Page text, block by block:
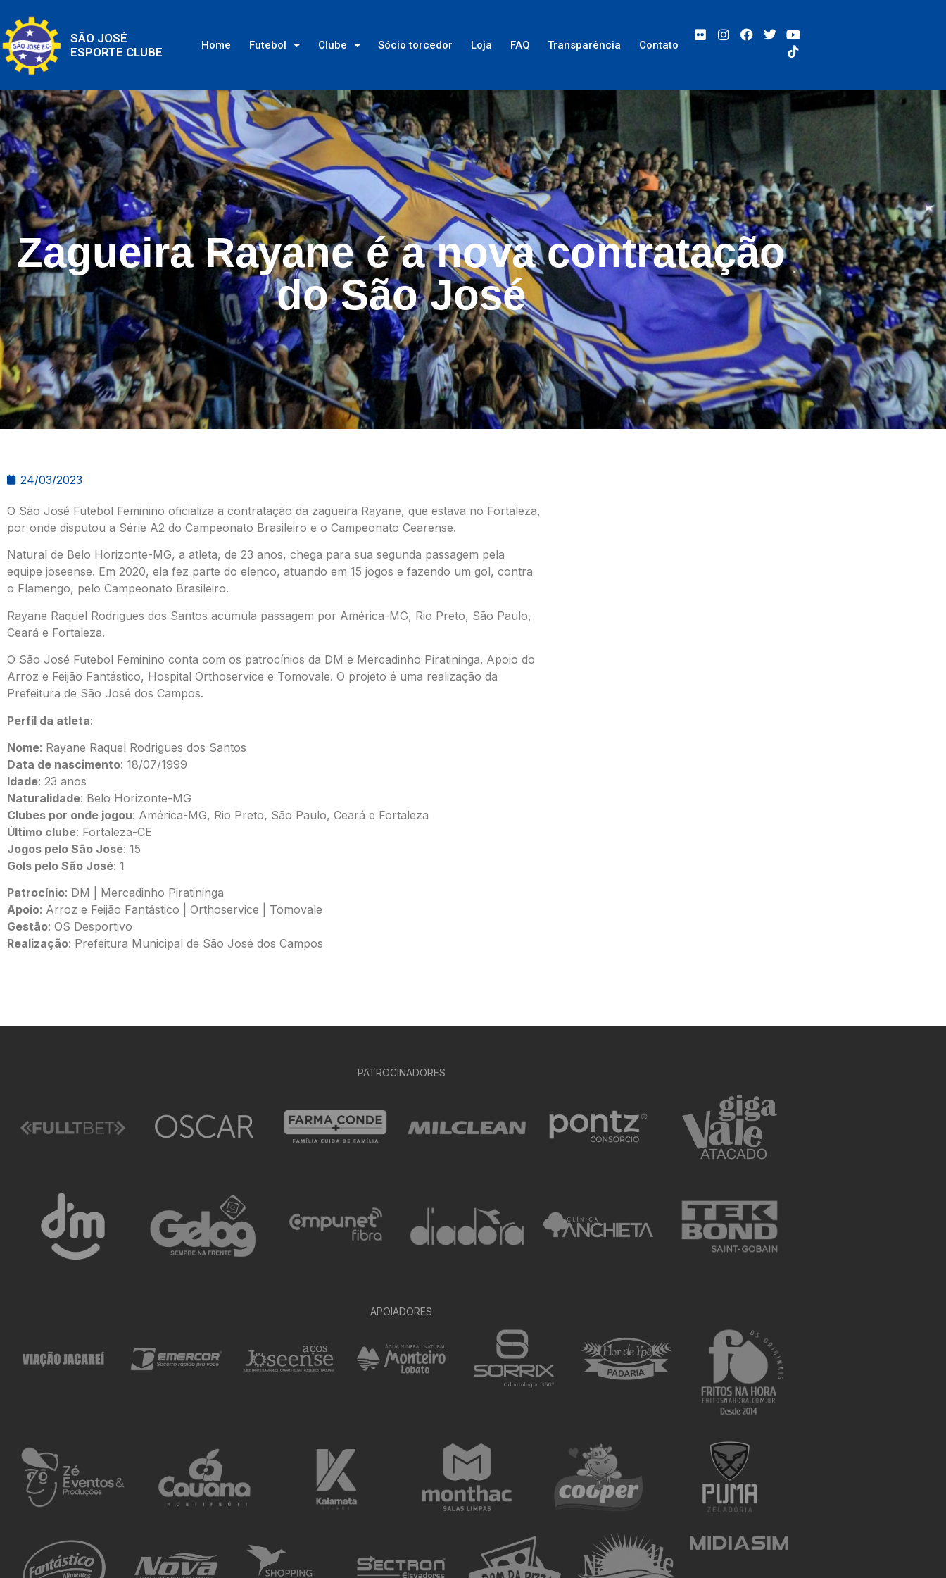
SÃO JOSÉ
ESPORTE CLUBE
Home Futebol Clube Sócio torcedor Loja FAQ Transparência Contato
Zagueira Rayane é a nova contratação
do São José
24/03/2023
O São José Futebol Feminino oficializa a contratação da zagueira Rayane, que estava no Fortaleza,
por onde disputou a Série A2 do Campeonato Brasileiro e o Campeonato Cearense.
Natural de Belo Horizonte-MG, a atleta, de 23 anos, chega para sua segunda passagem pela
equipe joseense. Em 2020, ela fez parte do elenco, atuando em 15 jogos e fazendo um gol, contra
o Flamengo, pelo Campeonato Brasileiro.
Rayane Raquel Rodrigues dos Santos acumula passagem por América-MG, Rio Preto, São Paulo,
Ceará e Fortaleza.
O São José Futebol Feminino conta com os patrocínios da DM e Mercadinho Piratininga. Apoio do
Arroz e Feijão Fantástico, Hospital Orthoservice e Tomovale. O projeto é uma realização da
Prefeitura de São José dos Campos.
Perfil da atleta:
Nome: Rayane Raquel Rodrigues dos Santos
Data de nascimento: 18/07/1999
Idade: 23 anos
Naturalidade: Belo Horizonte-MG
Clubes por onde jogou: América-MG, Rio Preto, São Paulo, Ceará e Fortaleza
Último clube: Fortaleza-CE
Jogos pelo São José: 15
Gols pelo São José: 1
Patrocínio: DM | Mercadinho Piratininga
Apoio: Arroz e Feijão Fantástico | Orthoservice | Tomovale
Gestão: OS Desportivo
Realização: Prefeitura Municipal de São José dos Campos
PATROCINADORES
APOIADORES